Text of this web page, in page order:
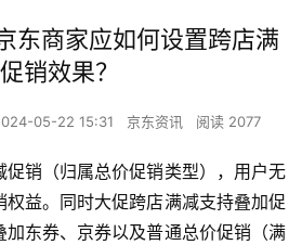
东商家应如何设置跨店满
销效果？
05-22 15:31 京东资讯 阅读 2077
促销（归属总价促销类型），用户无
权益。同时大促跨店满减支持叠加促
东券、京券以及普通总价促销（满